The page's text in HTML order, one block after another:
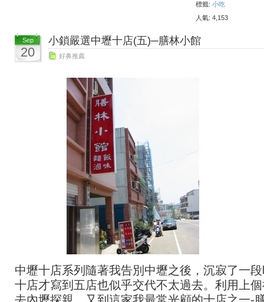
標籤: 小吃
人氣: 4,153
Sep
20
小鎖嚴選中壢十店(五)─膳林小館
好鼻推薦
中壢十店系列隨著我告別中壢之後，沉寂了一
十店才寫到五店也似乎交代不太過去。利用上